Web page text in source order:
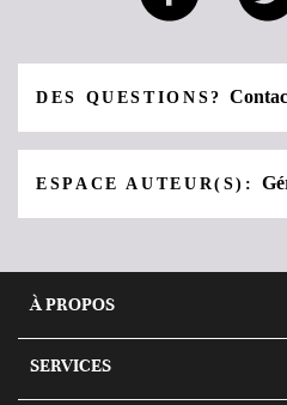
DES QUESTIONS?
ESPACE AUTEUR(S):
À PROPOS
SERVICES